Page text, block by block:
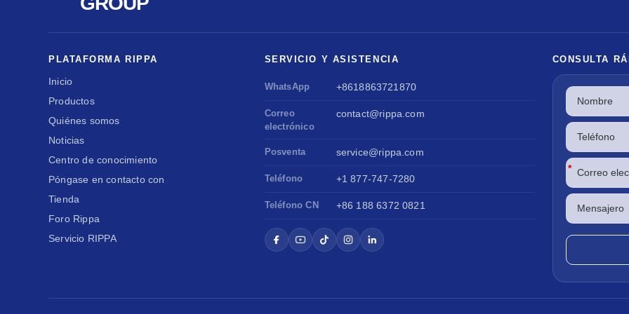
PLATAFORMA RIPPA
Inicio
Productos
Quiénes somos
Noticias
Centro de conocimiento
Póngase en contacto con
Tienda
Foro Rippa
Servicio RIPPA
SERVICIO Y ASISTENCIA
WhatsApp +8618863721870
Correo
electrónico
contact@rippa.com
Posventa service@rippa.com
Teléfono +1 877-747-7280
Teléfono CN +86 188 6372 0821
CONSULTA
*